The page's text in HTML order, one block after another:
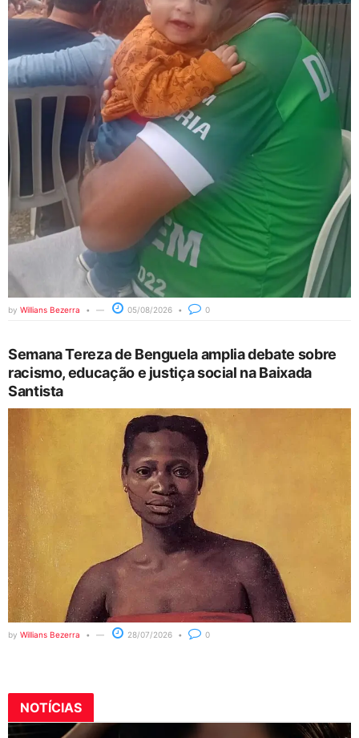
by Willians Bezerra 05/08/2026 0
Semana Tereza de Benguela amplia debate sobre
racismo, educação e justiça social na Baixada
Santista
by Willians Bezerra 28/07/2026 0
NOTÍCIAS